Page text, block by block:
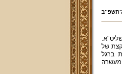
של
ברגל